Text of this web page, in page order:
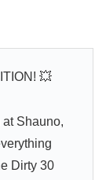
💥
Shauno,
Dirty 30